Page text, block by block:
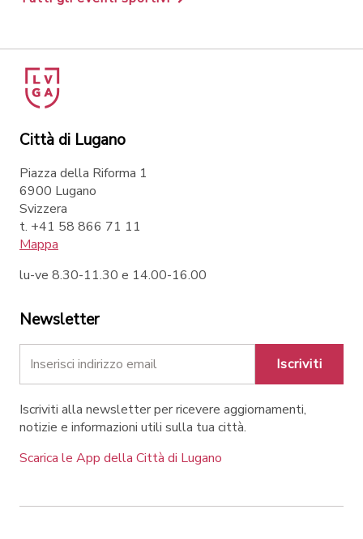
Città di Lugano
Piazza della Riforma 1
6900 Lugano
Svizzera
t. +41 58 866 71 11
Mappa
lu-ve 8.30-11.30 e 14.00-16.00
Newsletter
Iscriviti
Iscriviti alla newsletter per ricevere aggiornamenti,
notizie e informazioni utili sulla tua città.
Scarica le App della Città di Lugano